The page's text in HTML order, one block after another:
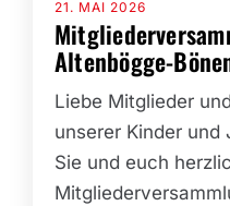
21. MAI 2026
Altenbögge-
Liebe Mitglieder
unserer Kinder und
Sie und euch